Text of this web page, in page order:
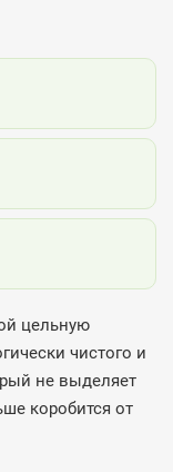
цельную
чистого и
не выделяет
коробится от